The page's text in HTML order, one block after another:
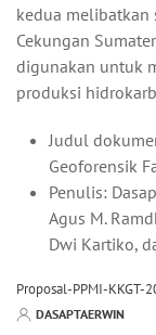
kedua
Cekungan
digunakan untuk
produksi
Judul
Geoforensik
Penulis:
Agus M.
Dwi Kartiko,
Proposal-PPMI-KKGT-
DASAPTAERWIN